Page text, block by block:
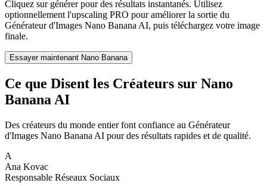
Cliquez sur générer pour des résultats instantanés. Utilisez
optionnellement l'upscaling PRO pour améliorer la sortie du
Générateur d'Images Nano Banana AI, puis téléchargez votre image
finale.
Essayer maintenant Nano Banana
Ce que Disent les Créateurs sur Nano
Banana AI
Des créateurs du monde entier font confiance au Générateur
d'Images Nano Banana AI pour des résultats rapides et de qualité.
A
Ana Kovac
Responsable Réseaux Sociaux